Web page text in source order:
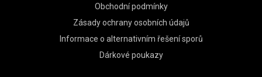
Obchodní podmínky
Zásady ochrany osobních údajů
Informace o alternativním řešení sporů
Dárkové poukazy